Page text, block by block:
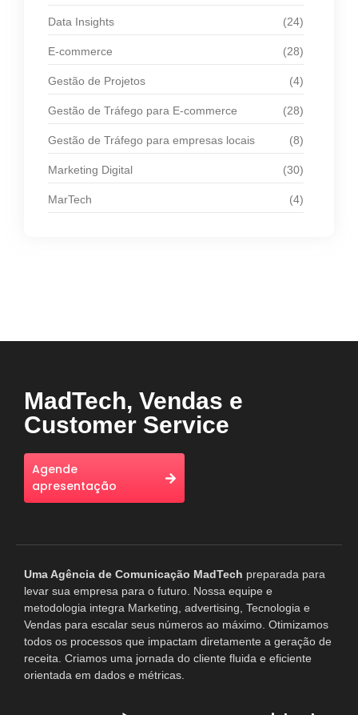
Data Insights (24)
E-commerce (28)
Gestão de Projetos (4)
Gestão de Tráfego para E-commerce (28)
Gestão de Tráfego para empresas locais (8)
Marketing Digital (30)
MarTech (4)
MadTech, Vendas e
Customer Service
Agende
apresentação
Uma Agência de Comunicação MadTech preparada para
levar sua empresa para o futuro. Nossa equipe e
metodologia integra Marketing, advertising, Tecnologia e
Vendas para escalar seus números ao máximo. Otimizamos
todos os processos que impactam diretamente a geração de
receita. Criamos uma jornada do cliente fluida e eficiente
orientada em dados e métricas.